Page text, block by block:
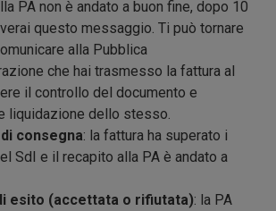
PA non è andato a buon fine, dopo 10
questo messaggio. Ti può tornare
alla Pubblica
che hai trasmesso la fattura al
il controllo del documento e
liquidazione dello stesso.
consegna: la fattura ha superato i
SdI e il recapito alla PA è andato a
esito (accettata o rifiutata): la PA